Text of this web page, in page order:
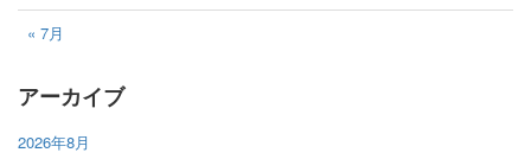
« 7月
アーカイブ
2026年8月